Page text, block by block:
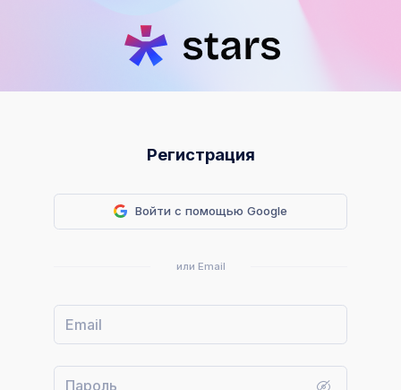
Регистрация
Войти с помощью Google
или Email